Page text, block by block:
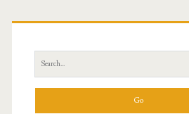
Primary
Sidebar
Search
for: